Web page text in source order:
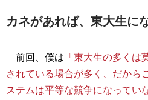
カネがあれば、東大生に
前回、僕は 「東大生の多くは
されている場合が多く、だから
ステムは平等な競争になってい